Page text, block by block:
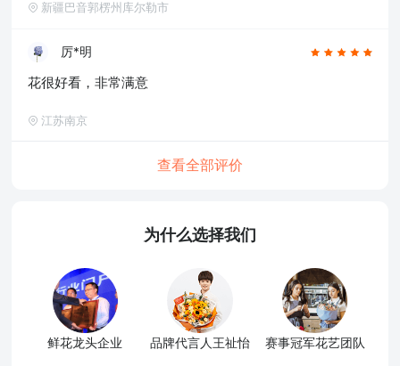
新疆巴音郭楞州库尔勒市
厉*明
花很好看，非常满意
江苏南京
查看全部评价
为什么选择我们
鲜花龙头企业 品牌代言人王祉怡 赛事冠军花艺团队